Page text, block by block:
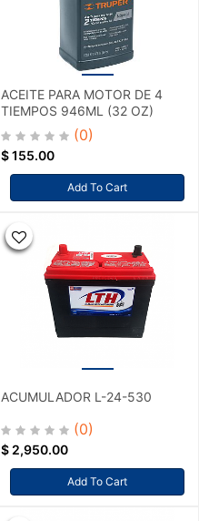
ACEITE PARA MOTOR DE 4
TIEMPOS 946ML (32 OZ)
(0)
$155.00
Add To Cart
ACUMULADOR L-24-530
(0)
$ 2,950.00
Add To Cart